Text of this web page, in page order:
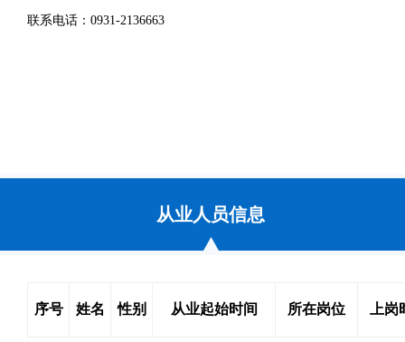
联系电话：0931-2136663
从业人员信息
序号 姓名 性别 从业起始时间 所在岗位 上